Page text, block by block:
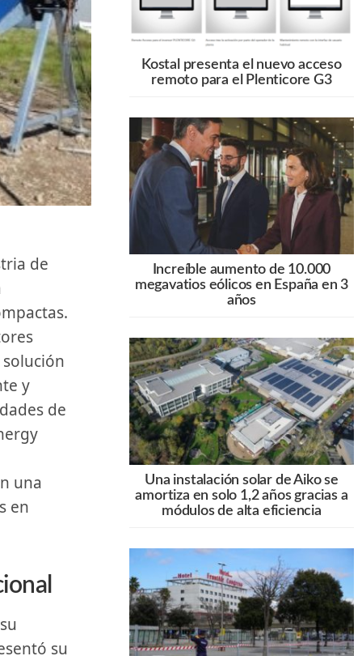
y
de​
una
en
su‌
Kostal presenta el nuevo acceso
remoto para el Plenticore G3
Increíble aumento de 10.000
megavatios eólicos en España en 3
años
Una instalación solar de Aiko se
amortiza en solo 1,2 años gracias a
módulos de alta eficiencia